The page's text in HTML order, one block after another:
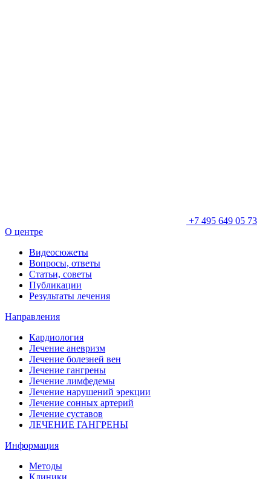
+7 495 649 05 73
О центре
Видеосюжеты
Вопросы, ответы
Статьи, советы
Публикации
Результаты лечения
Направления
Кардиология
Лечение аневризм
Лечение болезней вен
Лечение гангрены
Лечение лимфедемы
Лечение нарушений эрекции
Лечение сонных артерий
Лечение суставов
ЛЕЧЕНИЕ ГАНГРЕНЫ
Информация
Методы
Клиники